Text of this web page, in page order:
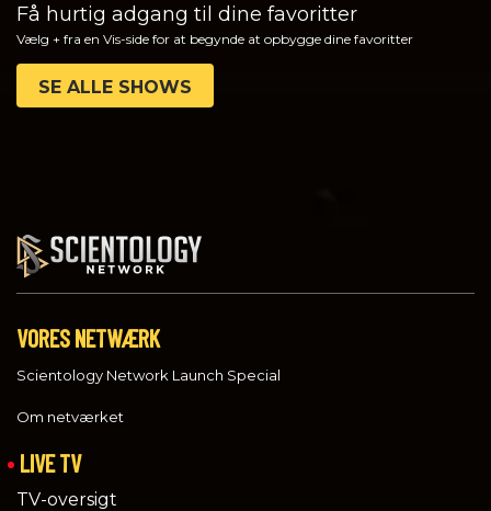
Få hurtig adgang til dine favoritter
Vælg + fra en Vis-side for at begynde at opbygge dine favoritter
SE ALLE SHOWS
VORES NETWÆRK
Scientology Network Launch Special
Om netværket
LIVE TV
TV-oversigt